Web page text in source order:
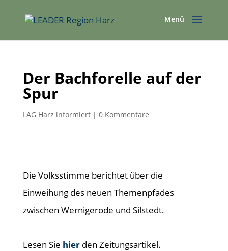
Der Bachforelle auf der
Spur
LAG Harz informiert| 0 Kommentare
Die Volksstimme berichtet über die
Einweihung des neuen Themenpfades
zwischen Wernigerode und Silstedt.
Lesen Sie hier den Zeitungsartikel.